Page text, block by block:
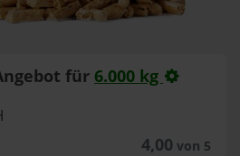
für 6.000 kg
4,00 von 5